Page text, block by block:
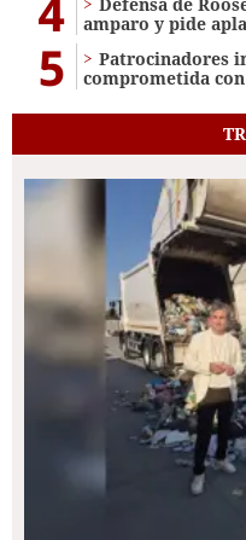
amparo y pide
5
Patrocinadores
comprometida